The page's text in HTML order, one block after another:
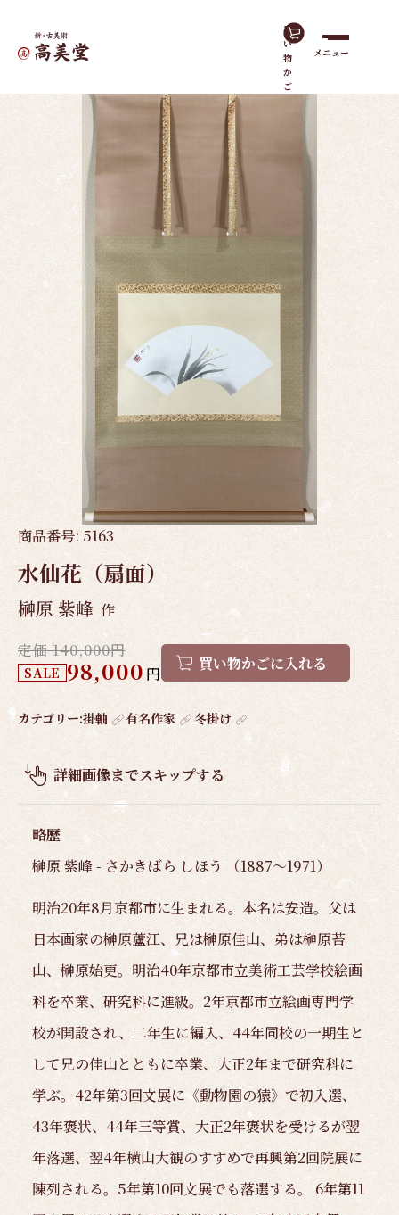
買
い
物
か
ご
メニュー
ホーム作品一覧
商品番号: 5163
水仙花（扇面）
榊原 紫峰 作
定価 140,000円
SALE 98,000 円
買い物かごに入れる
作
概
要
カテゴリー:掛軸 有名作家 冬掛け
詳細画像までスキップする
略歴
榊原 紫峰 - さかきばら しほう （1887～1971）
明治20年8月京都市に生まれる。本名は安造。父は
日本画家の榊原蘆江、兄は榊原佳山、弟は榊原苔
山、榊原始更。明治40年京都市立美術工芸学校絵画
科を卒業、研究科に進級。2年京都市立絵画専門学
校が開設され、二年生に編入、44年同校の一期生と
して兄の佳山とともに卒業、大正2年まで研究科に
学ぶ。42年第3回文展に《動物園の猿》で初入選、
43年褒状、44年三等賞、大正2年褒状を受けるが翌
年落選、翌4年横山大観のすすめで再興第2回院展に
陳列される。5年第10回文展でも落選する。 6年第11